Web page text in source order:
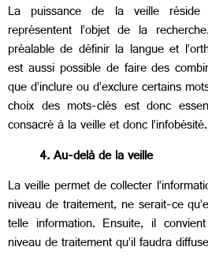
La puissance de la veille réside
représentent l’objet de la
préalable de définir la langue et
est aussi possible de faire des
que d’inclure ou d’exclure certains
choix des mots-clés est donc
consacré à la veille et donc l’infobésité.
4. Au-delà de la veille
La veille permet de collecter
niveau de traitement, ne serait-ce
telle information. Ensuite, il
niveau de traitement qu’il faudra